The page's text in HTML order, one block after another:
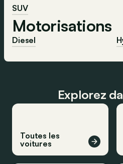
SUV
Motorisations
Diesel
Explorez
Toutes les
voitures